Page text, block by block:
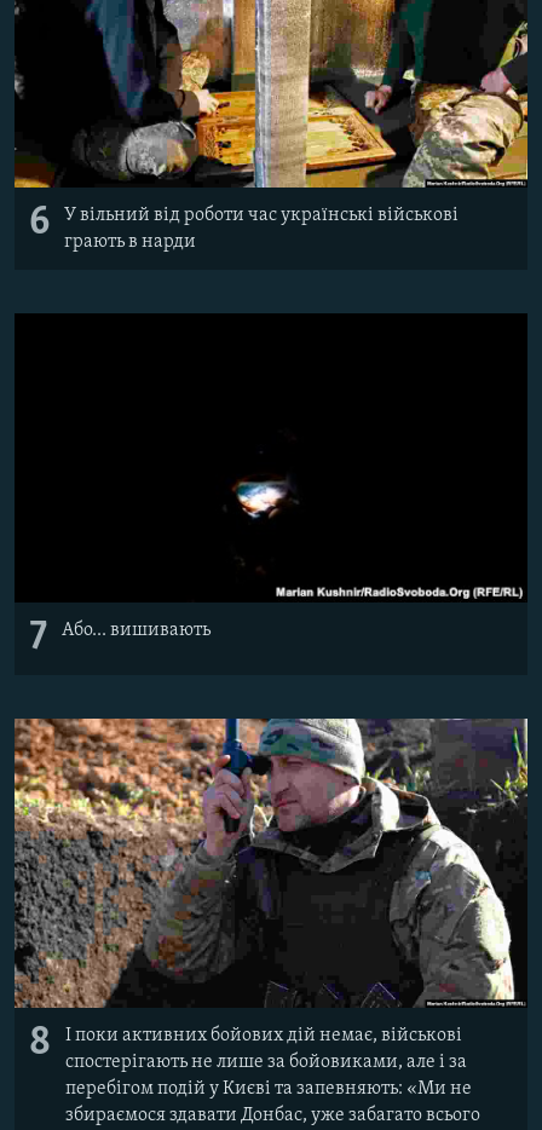
6
У вільний від роботи час українські військові
грають в нарди
7 Або... вишивають
8
І поки активних бойових дій немає, військові
спостерігають не лише за бойовиками, але і за
перебігом подій у Києві та запевняють: «Ми не
збираємося здавати Донбас, уже забагато всього